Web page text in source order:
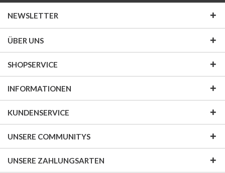
NEWSLETTER
ÜBER UNS
SHOPSERVICE
INFORMATIONEN
KUNDENSERVICE
UNSERE COMMUNITYS
UNSERE ZAHLUNGSARTEN